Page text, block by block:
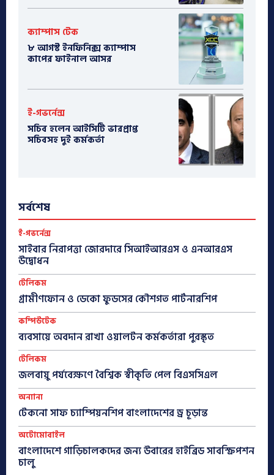
ক্যাম্পাস টেক
৮ আগস্ট ইনফিনিক্স ক্যাম্পাস
কাপের ফাইনাল আসর
ই-গভর্নেন্স
সচিব হলেন আইসিটি ভারপ্রাপ্ত
সচিবসহ দুই কর্মকর্তা
সর্বশেষ
ই-গভর্নেন্স
সাইবার নিরাপত্তা জোরদারে সিআইআরএস ও এনআরএস
উদ্বোধন
টেলিকম
গ্রামীণফোন ও ডেকো ফুডসের কৌশগত পার্টনারশিপ
কম্পিউটেক
ব্যবসায়ে অবদান রাখা ওয়ালটন কর্মকর্তারা পুরস্কৃত
টেলিকম
জলবায়ু পর্যবেক্ষণে বৈশ্বিক স্বীকৃতি পেল বিএসসিএল
অন্যান্য
টেকনো সাফ চ্যাম্পিয়নশিপ বাংলাদেশের ড্র চূড়ান্ত
অটোমোবাইল
বাংলাদেশে গাড়িচালকদের জন্য উবারের হাইব্রিড সাবস্ক্রিপশন
চালু